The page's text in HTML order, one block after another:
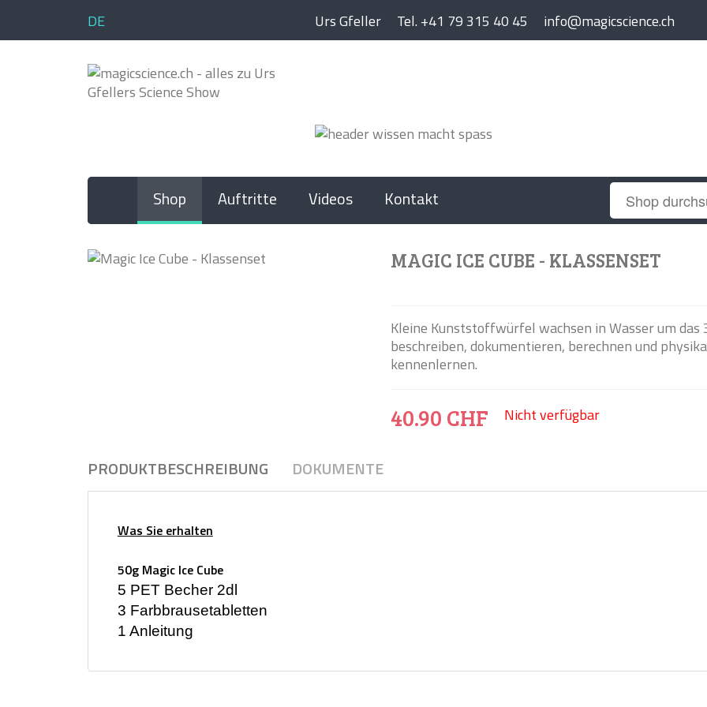
Sprache auswählen
DE Urs Gfeller Tel. +41 79 315 40 45 info@magicscience.ch
Shop Auftritte Videos Kontakt
MAGIC ICE CUBE - KLASSENSET
Kleine Kunststoffwürfel wachsen in Wasser um das
beschreiben, dokumentieren, berechnen und
kennenlernen.
40.90 CHF Nicht verfügbar
PRODUKTBESCHREIBUNG DOKUMENTE
Was Sie erhalten
50g Magic Ice Cube
5 PET Becher 2dl
3 Farbbrausetabletten
1 Anleitung